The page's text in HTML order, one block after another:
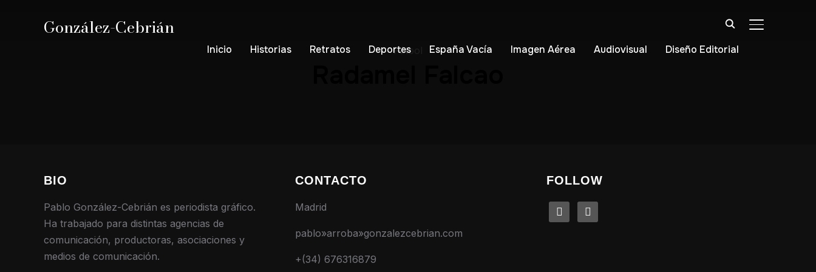
González-Cebrián ALTERNAR
Inicio Historias Retratos Deportes España Vacía Imagen Aérea Audiovisual Diseño Editorial
Fútbol
BIO
Pablo González-Cebrián es periodista gráfico.
Ha trabajado para distintas agencias de
comunicación, productoras, asociaciones y
medios de comunicación.
CONTACTO
Madrid
pablo»arroba»gonzalezcebrian.com
+(34) 676316879
FOLLOW
linkedin instagram